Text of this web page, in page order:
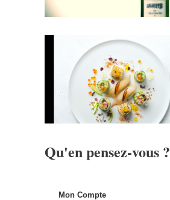
Qu'en pensez-vous ?
Mon Compte